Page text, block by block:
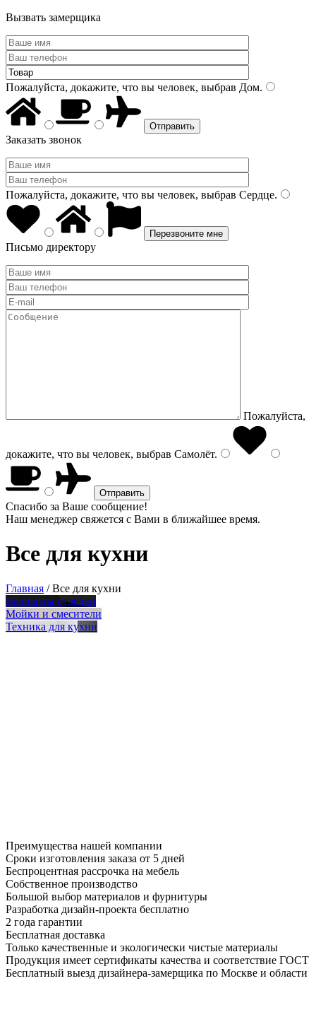
Вызвать замерщика
Пожалуйста, докажите, что вы человек, выбрав Дом.
Заказать звонок
Пожалуйста, докажите, что вы человек, выбрав Сердце.
Письмо директору
Пожалуйста,
докажите, что вы человек, выбрав Самолёт.
Спасибо за Ваше сообщение!
Наш менеджер свяжется с Вами в ближайшее время.
Все для кухни
Главная /Все для кухни
Варианты отделки
Мойки и смесители
Техника для кухни
Преимущества нашей компании
Сроки изготовления заказа от 5 дней
Беспроцентная рассрочка на мебель
Собственное производство
Большой выбор материалов и фурнитуры
Разработка дизайн-проекта бесплатно
2 года гарантии
Бесплатная доставка
Только качественные и экологически чистые материалы
Продукция имеет сертификаты качества и соответствие ГОСТ
Бесплатный выезд дизайнера-замерщика по Москве и области